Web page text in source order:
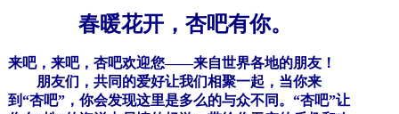
春暖花开，杏吧有你。
来吧，来吧，杏吧欢迎您——来自世界各地的朋友！
朋友们，共同的爱好让我们相聚一起，当你来
到“杏吧”，你会发现这里是多么的与众不同。“杏吧”让